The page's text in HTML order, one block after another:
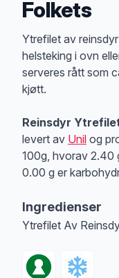
Folkets
Ytrefilet av
helsteking i ovn
serveres rått som
kjøtt.
Reinsdyr
levert av Unil og
100g, hvorav 2.40
0.00 g er
Ingredienser
Ytrefilet Av